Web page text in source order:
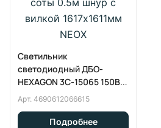
Светильник
светодиодный ДБО-
HEXAGON 3С-15065 150Вт
230В 6500К 3 соты 0.5м
шнур с вилкой
1617x1611мм NEOX
Арт. 4690612066615
Подробнее